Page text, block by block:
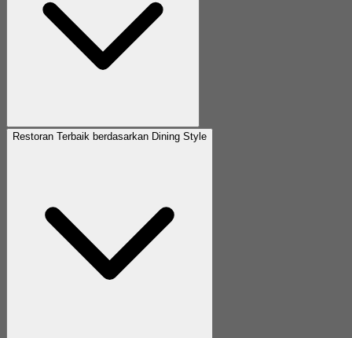
Restoran Terbaik berdasarkan Dining Style